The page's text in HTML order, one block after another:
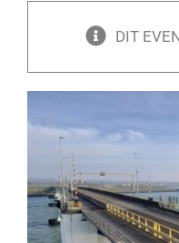
DIT